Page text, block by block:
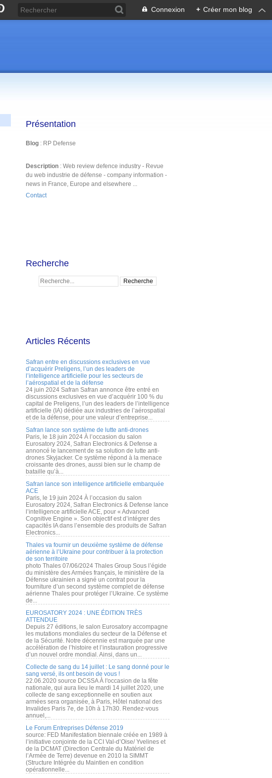
Connexion + Créer mon blog
Présentation
Blog : RP Defense
Description : Web review defence industry - Revue
du web industrie de défense - company information -
news in France, Europe and elsewhere ...
Contact
Recherche
Articles Récents
Safran entre en discussions exclusives en vue
d’acquérir Preligens, l’un des leaders de
l’intelligence artificielle pour les secteurs de
l’aérospatial et de la défense
24 juin 2024 Safran Safran annonce être entré en
discussions exclusives en vue d’acquérir 100 % du
capital de Preligens, l’un des leaders de l’intelligence
artificielle (IA) dédiée aux industries de l’aérospatial
et de la défense, pour une valeur d’entreprise...
Safran lance son système de lutte anti-drones
Paris, le 18 juin 2024 À l’occasion du salon
Eurosatory 2024, Safran Electronics & Defense a
annoncé le lancement de sa solution de lutte anti-
drones Skyjacker. Ce système répond à la menace
croissante des drones, aussi bien sur le champ de
bataille qu’à...
Safran lance son intelligence artificielle embarquée
ACE
Paris, le 19 juin 2024 À l’occasion du salon
Eurosatory 2024, Safran Electronics & Defense lance
l’intelligence artificielle ACE, pour « Advanced
Cognitive Engine ». Son objectif est d’intégrer des
capacités IA dans l’ensemble des produits de Safran
Electronics...
Thales va fournir un deuxième système de défense
aérienne à l’Ukraine pour contribuer à la protection
de son territoire
photo Thales 07/06/2024 Thales Group Sous l’égide
du ministère des Armées français, le ministère de la
Défense ukrainien a signé un contrat pour la
fourniture d’un second système complet de défense
aérienne Thales pour protéger l’Ukraine. Ce système
de...
EUROSATORY 2024 : UNE ÉDITION TRÈS
ATTENDUE
Depuis 27 éditions, le salon Eurosatory accompagne
les mutations mondiales du secteur de la Défense et
de la Sécurité. Notre décennie est marquée par une
accélération de l’histoire et l’instauration progressive
d’un nouvel ordre mondial. Ainsi, dans un...
Collecte de sang du 14 juillet : Le sang donné pour le
sang versé, ils ont besoin de vous !
22.06.2020 source DCSSA À l'occasion de la fête
nationale, qui aura lieu le mardi 14 juillet 2020, une
collecte de sang exceptionnelle en soutien aux
armées sera organisée, à Paris, Hôtel national des
Invalides Paris 7e, de 10h à 17h30. Rendez-vous
annuel,...
Le Forum Entreprises Défense 2019
source: FED Manifestation biennale créée en 1989 à
l’initiative conjointe de la CCI Val-d’Oise/ Yvelines et
de la DCMAT (Direction Centrale du Matériel de
l’Armée de Terre) devenue en 2010 la SIMMT
(Structure Intégrée du Maintien en condition
opérationnelle...